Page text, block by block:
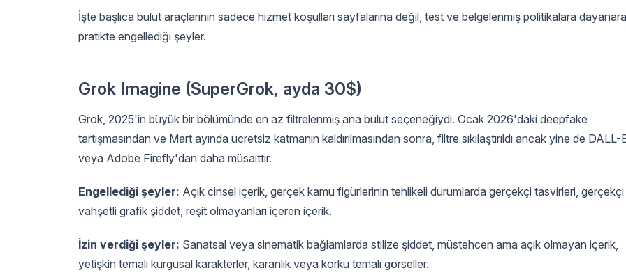
İşte başlıca bulut araçlarının sadece hizmet koşulları sayfalarına değil, test ve belgelenmiş politikalara
pratikte engellediği şeyler.
Grok Imagine (SuperGrok, ayda 30$)
Grok, 2025'in büyük bir bölümünde en az filtrelenmiş ana bulut seçeneğiydi. Ocak 2026'daki deepfake
tartışmasından ve Mart ayında ücretsiz katmanın kaldırılmasından sonra, filtre sıkılaştırıldı ancak yine de DALL-
veya Adobe Firefly'dan daha müsaittir.
Engellediği şeyler: Açık cinsel içerik, gerçek kamu figürlerinin tehlikeli durumlarda gerçekçi tasvirleri, gerçekçi
vahşetli grafik şiddet, reşit olmayanları içeren içerik.
İzin verdiği şeyler: Sanatsal veya sinematik bağlamlarda stilize şiddet, müstehcen ama açık olmayan içerik,
yetişkin temalı kurgusal karakterler, karanlık veya korku temalı görseller.